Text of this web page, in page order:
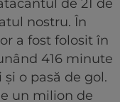
de 21 de
nostru. În
a fost folosit în
416 minute
o pasă de gol.
un milion de